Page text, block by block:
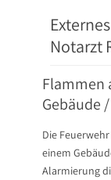
Notarzt
Flammen
Gebäude
Die
einem
Alarmierung